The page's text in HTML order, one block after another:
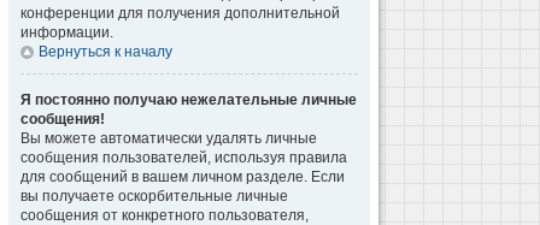
конференции для получения дополнительной
информации.
Вернуться к началу
Я постоянно получаю нежелательные личные
сообщения!
Вы можете автоматически удалять личные
сообщения пользователей, используя правила
для сообщений в вашем личном разделе. Если
вы получаете оскорбительные личные
сообщения от конкретного пользователя,